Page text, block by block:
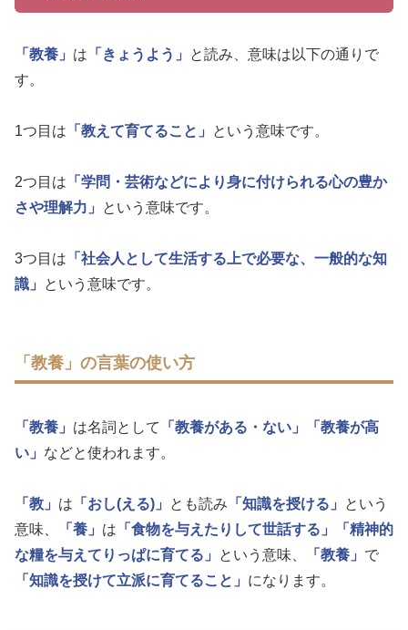
「教養」 は 「きょうよう」
と読み、意味は以下の通りで
す。
1つ目は 「教えて育てること」 という意味です。
2つ目は 「学問・芸術などにより身に付けられる心の豊か
さや理解力」
という意味です。
3つ目は 「社会人として生活する上で必要な、一般的な知
識」
という意味です。
「教養」の言葉の使い方
「教養」 は名詞として 「教養がある・ない」
「教養が高
い」 などと使われます。
「教」 は 「おし(える)」 とも読み 「知識を授ける」
という
意味、
「養」 は 「食物を与えたりして世話する」
「精神的
な糧を与えてりっぱに育てる」
という意味、 「教養」 で
「知識を授けて立派に育てること」 になります。